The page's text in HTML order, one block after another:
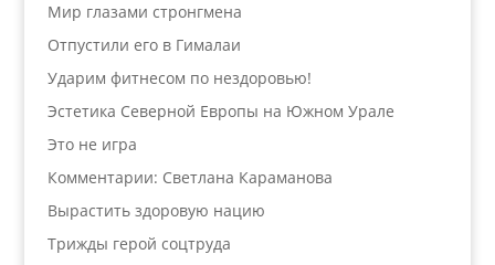
Мир глазами стронгмена
Отпустили его в Гималаи
Ударим фитнесом по нездоровью!
Эстетика Северной Европы на Южном Урале
Это не игра
Комментарии: Светлана Караманова
Вырастить здоровую нацию
Трижды герой соцтруда